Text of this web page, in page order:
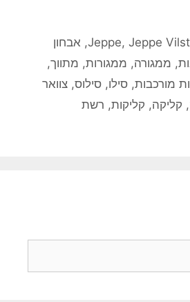
Jeppe, Jeppe
, אבחון
, ממגורה, ממגורות, מתווך,
מורכבות, סילו, סילוס, צוואר
, קליקה, קליקות, רשת